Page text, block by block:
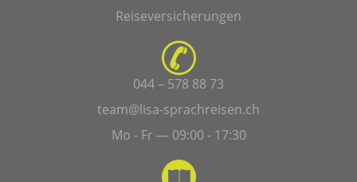
Reiseversicherungen
044 – 578 88 73
team@lisa-sprachreisen.ch
Mo - Fr — 09:00 - 17:30